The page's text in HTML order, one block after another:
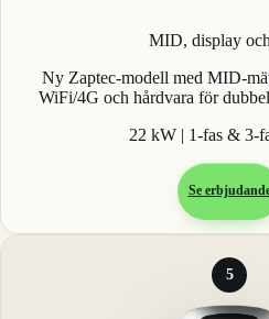
MID, display
Ny Zaptec-modell med MID-
WiFi/4G och hårdvara för
22 kW | 1-fas & 3-
Se
5